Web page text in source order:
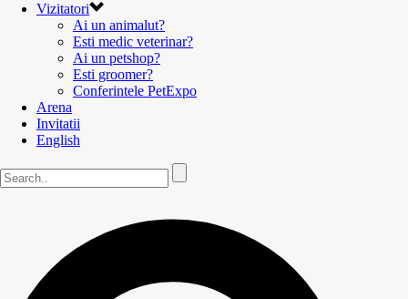
Vizitatori
Ai un animalut?
Esti medic veterinar?
Ai un petshop?
Esti groomer?
Conferintele PetExpo
Arena
Invitatii
English